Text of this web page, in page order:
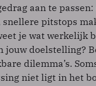
aan te
pitstops
je wat werkelijk
jouw doelstelling?
dilemma’s.
niet ligt in het